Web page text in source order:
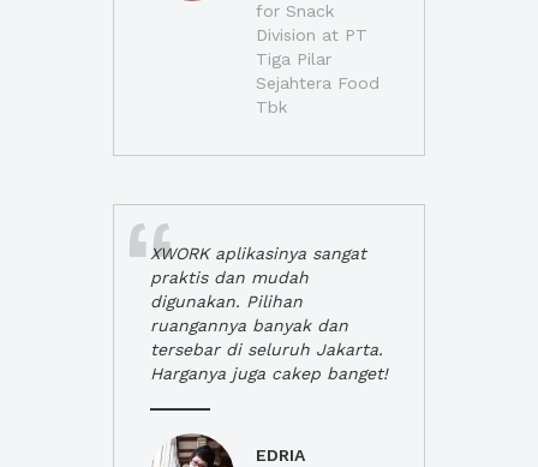
for Snack
Division at PT
Tiga Pilar
Sejahtera Food
Tbk
XWORK aplikasinya sangat
praktis dan mudah
digunakan. Pilihan
ruangannya banyak dan
tersebar di seluruh Jakarta.
Harganya juga cakep banget!
EDRIA